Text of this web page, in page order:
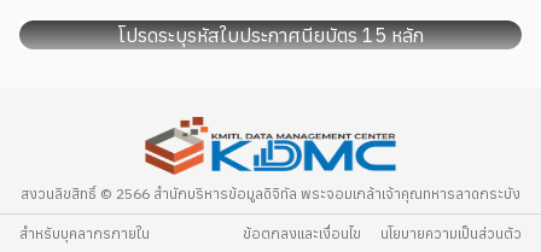
โปรดระบุรหัสใบประกาศนียบัตร 15 หลัก
สงวนลิขสิทธิ์ © 2566 สำนักบริหารข้อมูลดิจิทัล พระจอมเกล้าเจ้าคุณทหารลาดกระบัง
สำหรับบุคลากรภายใน ข้อตกลงและเงื่อนไข นโยบายความเป็นส่วนตัว